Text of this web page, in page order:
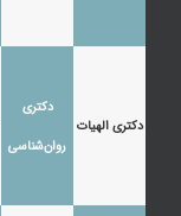
دکتری الهیات
دکتری
روان‌شناسی